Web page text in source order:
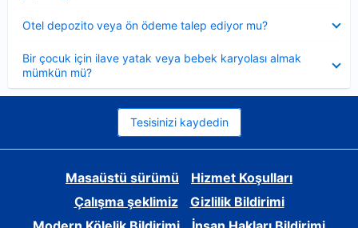
Otel depozito veya ön ödeme talep ediyor mu?
Bir çocuk için ilave yatak veya bebek karyolası almak
mümkün mü?
Tesisinizi kaydedin
Masaüstü sürümü
Hizmet Koşulları
Çalışma şeklimiz
Gizlilik Bildirimi